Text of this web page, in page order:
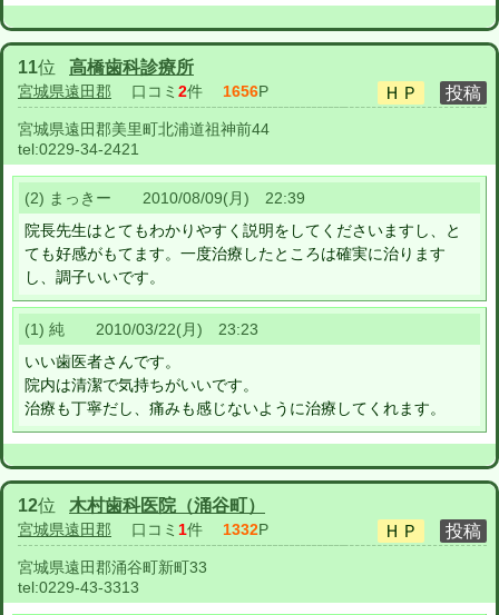
11位 高橋歯科診療所
宮城県遠田郡 口コミ 2件 1656P
宮城県遠田郡美里町北浦道祖神前44
tel:0229-34-2421
(2) まっきー 2010/08/09(月) 22:39
院長先生はとてもわかりやすく説明をしてくださいますし、と
ても好感がもてます。一度治療したところは確実に治ります
し、調子いいです。
(1) 純 2010/03/22(月) 23:23
いい歯医者さんです。
院内は清潔で気持ちがいいです。
治療も丁寧だし、痛みも感じないように治療してくれます。
12位 木村歯科医院（涌谷町）
宮城県遠田郡 口コミ 1件 1332P
宮城県遠田郡涌谷町新町33
tel:0229-43-3313